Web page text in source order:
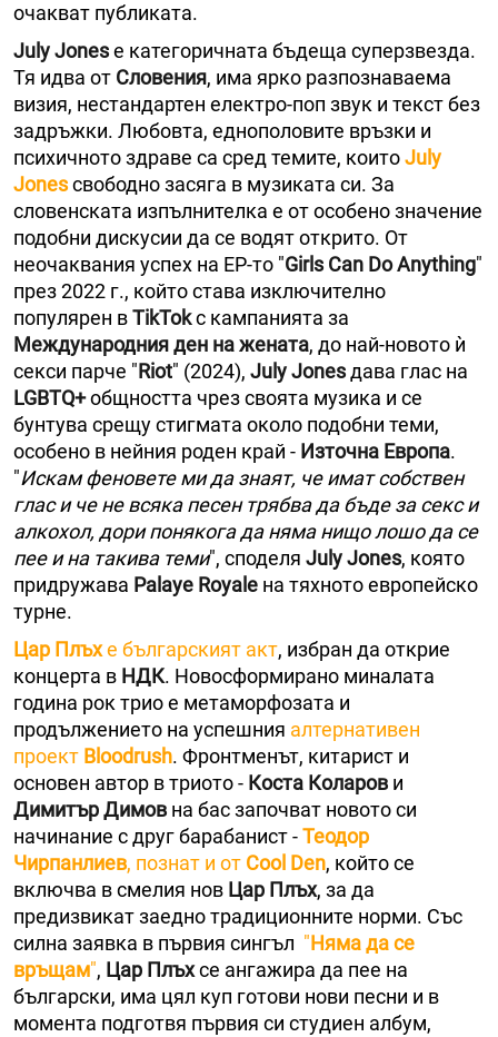
очакват публиката.
July Jonesе категоричната бъдеща суперзвезда.
Тя идва от Словения, има ярко разпознаваема
визия, нестандартен електро-поп звук и текст без
задръжки. Любовта, еднополовите връзки и
психичното здраве са сред темите, коитоJuly
Jonesсвободно засяга в музиката си. За
словенската изпълнителка е от особено значение
подобни дискусии да се водят открито. От
неочаквания успех на EP-то "Girls Can Do Anything"
през 2022 г., който става изключително
популярен вTikTokс кампанията за
Международния ден на жената, до най-новото ѝ
секси парче "Riot" (2024), July Jonesдава глас на
LGBTQ+общността чрез своята музика и се
бунтува срещу стигмата около подобни теми,
особено в нейния роден край - Източна Европа.
"Искам феновете ми да знаят, че имат собствен
глас и че не всяка песен трябва да бъде за секс и
алкохол, дори понякога да няма нищо лошо да се
пее и на такива теми", споделя July Jones, която
придружава Palaye Royale на тяхното европейско
турне.
Цар Плъхе българският акт, избран да открие
концерта в НДК. Новосформирано миналата
година рок трио е метаморфозата и
продължението на успешния алтернативен
проект Bloodrush. Фронтменът, китарист и
основен автор в триото - Коста Коларов и
Димитър Димов на бас започват новото си
начинание с друг барабанист -Теодор
Чирпанлиев, познат и от Cool Den, който се
включва в смелия нов Цар Плъх, за да
предизвикат заедно традиционните норми. Със
силна заявка в първия сингъл "Няма да се
връщам", Цар Плъхсе ангажира да пее на
български, има цял куп готови нови песни и в
момента подготвя първия си студиен албум,